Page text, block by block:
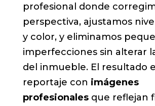
profesional donde
perspectiva, ajustamos
y color, y eliminamos
imperfecciones sin alterar
del inmueble. El resultado
reportaje con imágenes
profesionalesque reflejan